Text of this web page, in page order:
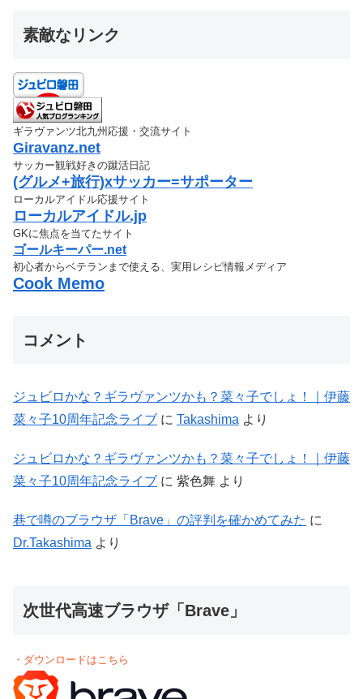
素敵なリンク
ギラヴァンツ北九州応援・交流サイト
Giravanz.net
サッカー観戦好きの蹴活日記
(グルメ+旅行)xサッカー=サポーター
ローカルアイドル応援サイト
ローカルアイドル.jp
GKに焦点を当てたサイト
ゴールキーパー.net
初心者からベテランまで使える、実用レシピ情報メディア
Cook Memo
コメント
ジュビロかな？ギラヴァンツかも？菜々子でしょ！｜伊藤
菜々子10周年記念ライブ に Takashima より
ジュビロかな？ギラヴァンツかも？菜々子でしょ！｜伊藤
菜々子10周年記念ライブ に 紫色舞 より
巷で噂のブラウザ「Brave」の評判を確かめてみた に
Dr.Takashima より
次世代高速ブラウザ「Brave」
・ダウンロードはこちら